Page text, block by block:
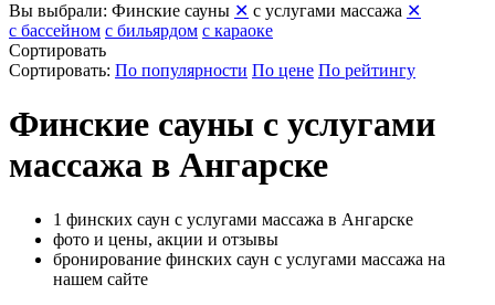
Вы выбрали: Финские сауны ✕ с услугами массажа ✕
с бассейном с бильярдом с караоке
Сортировать
Сортировать: По популярности По цене По рейтингу
Финские сауны с услугами
массажа в Ангарске
1 финских саун с услугами массажа в Ангарске
фото и цены, акции и отзывы
бронирование финских саун с услугами массажа на
нашем сайте